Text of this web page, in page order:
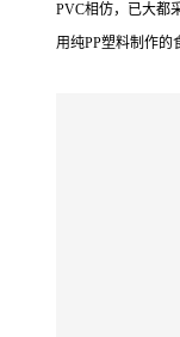
PVC相仿，已大都
用纯PP塑料制作的